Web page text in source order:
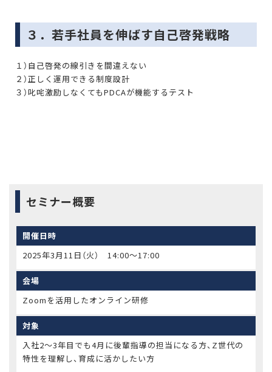
３．若手社員を伸ばす自己啓発戦略
１）自己啓発の線引きを間違えない
２）正しく運用できる制度設計
３）叱咤激励しなくてもPDCAが機能するテスト
セミナー概要
開催日時
2025年3月11日（火） 14:00〜17:00
会場
Zoomを活用したオンライン研修
対象
入社2～3年目でも4月に後輩指導の担当になる方、Z世代の
特性を理解し、育成に活かしたい方